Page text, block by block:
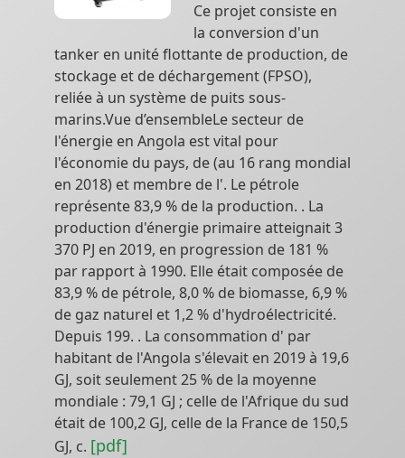
Ce projet consiste en
la conversion d'un
tanker en unité flottante de production, de
stockage et de déchargement (FPSO),
reliée à un système de puits sous-
marins.Vue d’ensembleLe secteur de
l'énergie en Angola est vital pour
l'économie du pays, de (au 16 rang mondial
en 2018) et membre de l'. Le pétrole
représente 83,9 % de la production. . La
production d'énergie primaire atteignait 3
370 PJ en 2019, en progression de 181 %
par rapport à 1990. Elle était composée de
83,9 % de pétrole, 8,0 % de biomasse, 6,9 %
de gaz naturel et 1,2 % d'hydroélectricité.
Depuis 199. . La consommation d' par
habitant de l'Angola s'élevait en 2019 à 19,6
GJ, soit seulement 25 % de la moyenne
mondiale : 79,1 GJ ; celle de l'Afrique du sud
était de 100,2 GJ, celle de la France de 150,5
GJ, c. [pdf]